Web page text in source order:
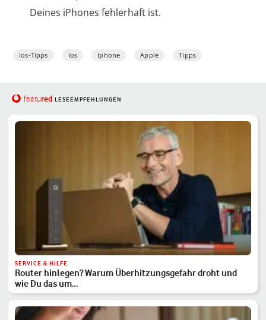
Deines iPhones fehlerhaft ist.
Ios-Tipps Ios Iphone Apple Tipps
featured LESEEMPFEHLUNGEN
SERVICE & HILFE
Router hinlegen? Warum Überhitzungsgefahr droht und
wie Du das um…